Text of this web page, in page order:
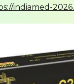
indiamed-